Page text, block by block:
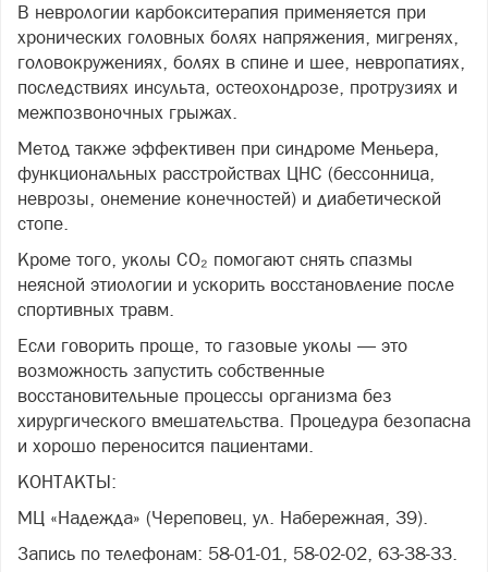
В неврологии карбокситерапия применяется при
хронических головных болях напряжения, мигренях,
головокружениях, болях в спине и шее, невропатиях,
последствиях инсульта, остеохондрозе, протрузиях и
межпозвоночных грыжах.
Метод также эффективен при синдроме Меньера,
функциональных расстройствах ЦНС (бессонница,
неврозы, онемение конечностей) и диабетической
стопе.
Кроме того, уколы CO₂ помогают снять спазмы
неясной этиологии и ускорить восстановление после
спортивных травм.
Если говорить проще, то газовые уколы — это
возможность запустить собственные
восстановительные процессы организма без
хирургического вмешательства. Процедура безопасна
и хорошо переносится пациентами.
КОНТАКТЫ:
МЦ «Надежда» (Череповец, ул. Набережная, 39).
Запись по телефонам: 58-01-01, 58-02-02, 63-38-33.